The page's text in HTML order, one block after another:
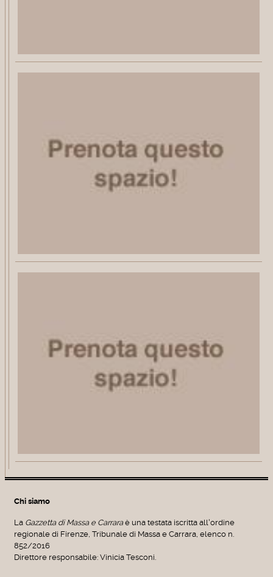
Chi siamo
La Gazzetta di Massa e Carraraè una testata iscritta all'ordine
regionale di Firenze, Tribunale di Massa e Carrara, elenco n.
852/2016
Direttore responsabile: Vinicia Tesconi.